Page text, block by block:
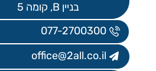
בניין B, קומה 5
077-2700300
office@2all.co.il